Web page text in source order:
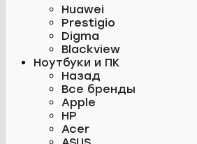
Huawei
Prestigio
Digma
Blackview
Ноутбуки и ПК
Назад
Все бренды
Apple
HP
Acer